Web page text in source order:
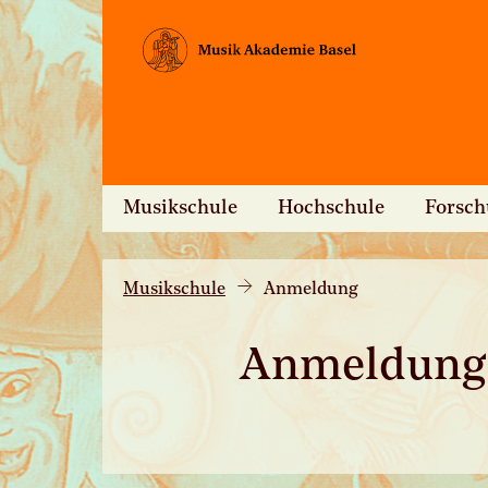
Musikschule Hochschule
Musikschule Anmeldung
Anmeldung